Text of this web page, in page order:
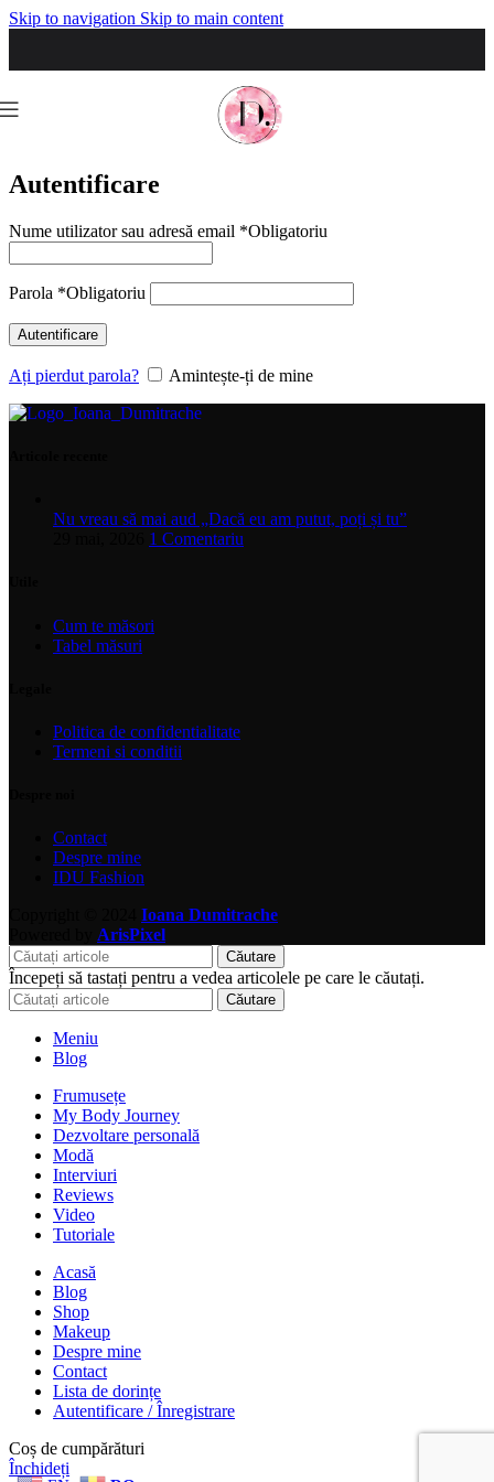
Skip to navigation Skip to main content
Autentificare
Nume utilizator sau adresă email *Obligatoriu
Parola *Obligatoriu
Autentificare
Ați pierdut parola? Amintește-ți de mine
Nu vreau să mai aud „Dacă eu am putut, poți și tu”
1 Comentariu
Cum te măsori
Tabel măsuri
Politica de confidentialitate
Termeni si conditii
Contact
Despre mine
IDU Fashion
Ioana Dumitrache
ArisPixel
Căutare
Începeți să tastați pentru a vedea articolele pe care le căutați.
Căutare
Meniu
Blog
Frumusețe
My Body Journey
Dezvoltare personală
Modă
Interviuri
Reviews
Video
Tutoriale
Acasă
Blog
Shop
Makeup
Despre mine
Contact
Lista de dorințe
Autentificare / Înregistrare
Coș de cumpărături
Închideți